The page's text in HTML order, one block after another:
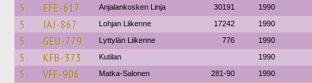
5 EFE-617 Anjalankosken Linja 30191 1990
5 JAJ-867 Lohjan Liikenne 17242 1990
5 GEU-779 Lyttylän Liikenne 776 1990
5 KFB-373 Kutilan 1990
5 VFF-906 Matka-Salonen 281-90 1990